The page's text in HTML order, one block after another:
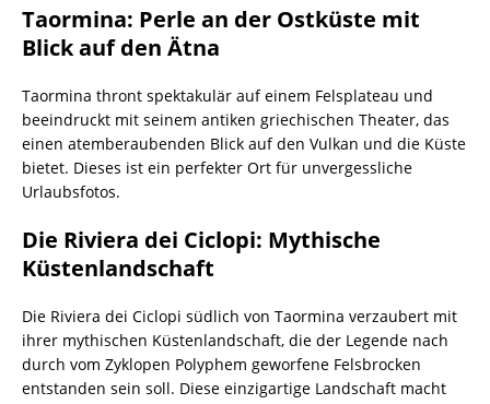
Taormina: Perle an der Ostküste mit
Blick auf den Ätna
Taormina thront spektakulär auf einem Felsplateau und
beeindruckt mit seinem antiken griechischen Theater, das
einen atemberaubenden Blick auf den Vulkan und die Küste
bietet. Dieses ist ein perfekter Ort für unvergessliche
Urlaubsfotos.
Die Riviera dei Ciclopi: Mythische
Küstenlandschaft
Die Riviera dei Ciclopi südlich von Taormina verzaubert mit
ihrer mythischen Küstenlandschaft, die der Legende nach
durch vom Zyklopen Polyphem geworfene Felsbrocken
entstanden sein soll. Diese einzigartige Landschaft macht